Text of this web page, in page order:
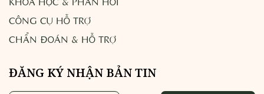
CÔNG CỤ HỖ TRỢ
CHẨN ĐOÁN & HỖ TRỢ
ĐĂNG KÝ NHẬN BẢN TIN